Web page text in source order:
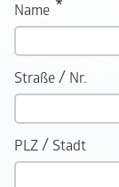
Name
Straße / Nr.
PLZ / Stadt